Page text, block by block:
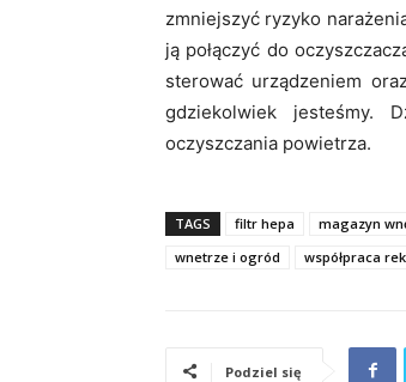
zmniejszyć ryzyko
ją połączyć do
sterować urządzeniem
gdziekolwiek jesteśmy.
oczyszczania powietrza.
TAGS filtr hepa magazyn
wnetrze i ogród
współpraca
Podziel się